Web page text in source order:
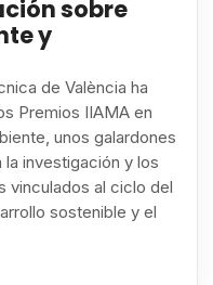
sobre
y
de València ha
Premios IIAMA en
unos galardones
investigación y los
vinculados al ciclo del
sostenible y el